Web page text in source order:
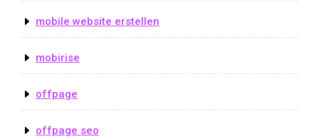
mobile website erstellen
mobirise
offpage
offpage seo